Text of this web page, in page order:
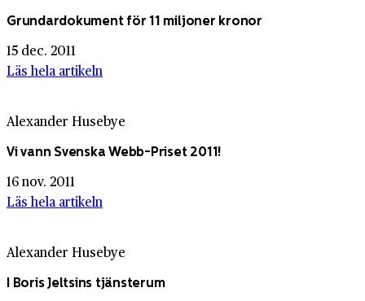
Grundardokument för 11 miljoner kronor
15 dec. 2011
Läs hela artikeln
Alexander Husebye
Vi vann Svenska Webb-Priset 2011!
16 nov. 2011
Läs hela artikeln
Alexander Husebye
I Boris Jeltsins tjänsterum